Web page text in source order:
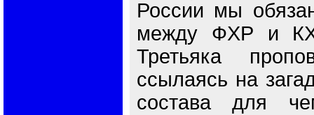
России мы
между ФХР и
Третьяка
ссылаясь на
состава для